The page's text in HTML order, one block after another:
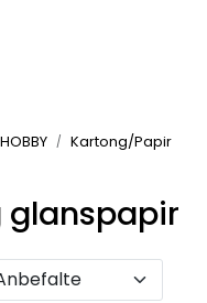
Kartong/Papir
glanspapir